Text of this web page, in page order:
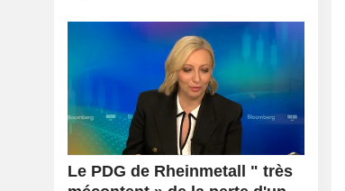
Le PDG de Rheinmetall " très